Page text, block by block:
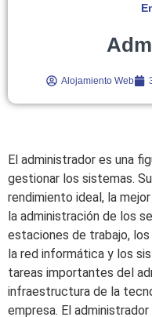
Alojamiento Web
El administrador es una
gestionar los sistemas.
rendimiento ideal, la
la administración de los
estaciones de trabajo,
la red informática y los
tareas importantes del
infraestructura de la
empresa. El